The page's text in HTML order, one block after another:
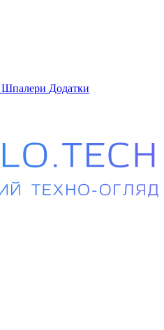
Шпалери Додатки